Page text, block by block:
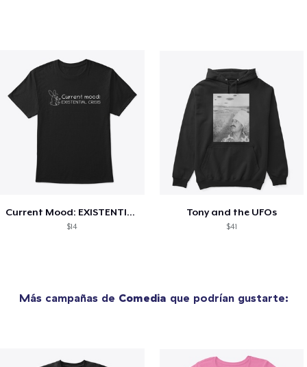
Current Mood: EXISTENTIAL CRISIS
$14
Tony and the UFOs
$41
Más campañas de Comedia que podrían gustarte: